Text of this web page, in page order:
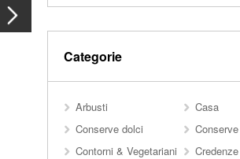
Categorie
Arbusti
Casa
Conserve dolci
Contorni & Vegetariani
Credenze